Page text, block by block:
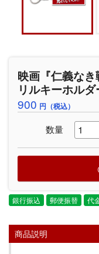
映画『仁義な
リルキーホル
900 円（税込）
数量
銀行振込 郵便振替 代
商品説明